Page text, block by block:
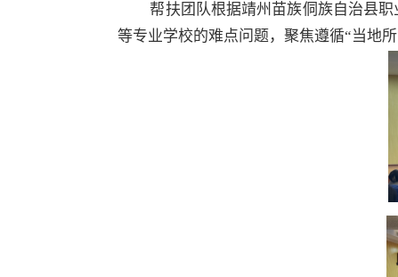
帮扶团队根据靖州苗族侗族自治县
等专业学校的难点问题，聚焦遵循“当地